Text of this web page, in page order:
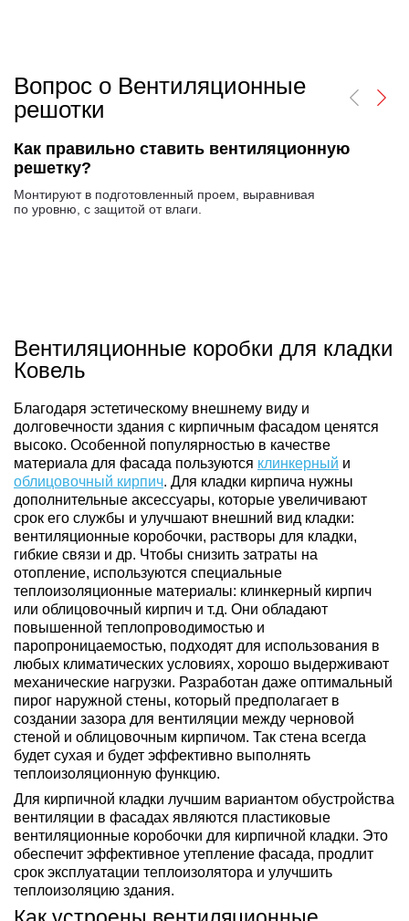
Вопрос о Вентиляционные
решотки
Как правильно ставить вентиляционную
решетку?
Монтируют в подготовленный проем, выравнивая
по уровню, с защитой от влаги.
Вентиляционные коробки для кладки
Ковель
Благодаря эстетическому внешнему виду и
долговечности здания с кирпичным фасадом ценятся
высоко. Особенной популярностью в качестве
материала для фасада пользуются клинкерный и
облицовочный кирпич. Для кладки кирпича нужны
дополнительные аксессуары, которые увеличивают
срок его службы и улучшают внешний вид кладки:
вентиляционные коробочки, растворы для кладки,
гибкие связи и др. Чтобы снизить затраты на
отопление, используются специальные
теплоизоляционные материалы: клинкерный кирпич
или облицовочный кирпич и т.д. Они обладают
повышенной теплопроводимостью и
паропроницаемостью, подходят для использования в
любых климатических условиях, хорошо выдерживают
механические нагрузки. Разработан даже оптимальный
пирог наружной стены, который предполагает в
создании зазора для вентиляции между черновой
стеной и облицовочным кирпичом. Так стена всегда
будет сухая и будет эффективно выполнять
теплоизоляционную функцию.
Для кирпичной кладки лучшим вариантом обустройства
вентиляции в фасадах являются пластиковые
вентиляционные коробочки для кирпичной кладки. Это
обеспечит эффективное утепление фасада, продлит
срок эксплуатации теплоизолятора и улучшить
теплоизоляцию здания.